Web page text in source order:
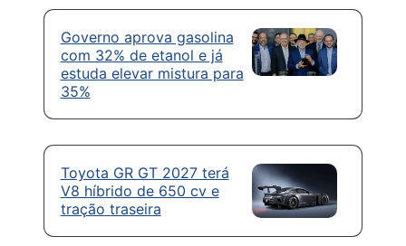
Governo aprova gasolina
com 32% de etanol e já
estuda elevar mistura para
35%
Toyota GR GT 2027 terá
V8 híbrido de 650 cv e
tração traseira